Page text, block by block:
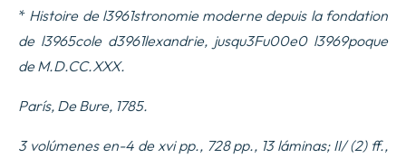
* Histoire de l3961stronomie moderne depuis la fondation
de l3965cole d3961lexandrie, jusqu3Fu00e0 l3969poque
de M.D.CC.XXX.
París, De Bure, 1785.
3 volúmenes en-4 de xvi pp., 728 pp., 13 láminas; II/ (2) ff.,